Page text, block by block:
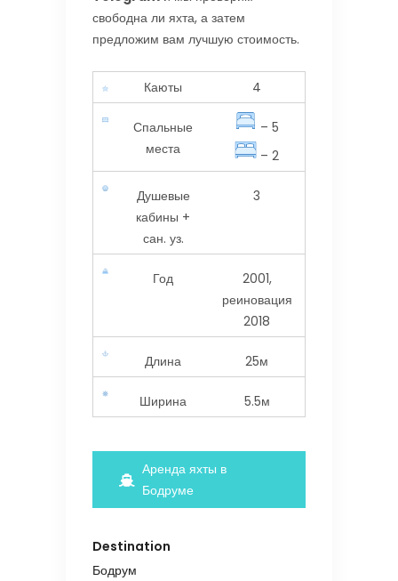
свободна ли яхта, а затем
предложим вам лучшую стоимость.
Каюты 4
Спальные
места
– 5
– 2
Душевые
кабины +
сан. уз.
3
Год
2001,
реиновация
2018
Длина 25м
Ширина 5.5м
Аренда яхты в
Бодруме
Destination
Бодрум